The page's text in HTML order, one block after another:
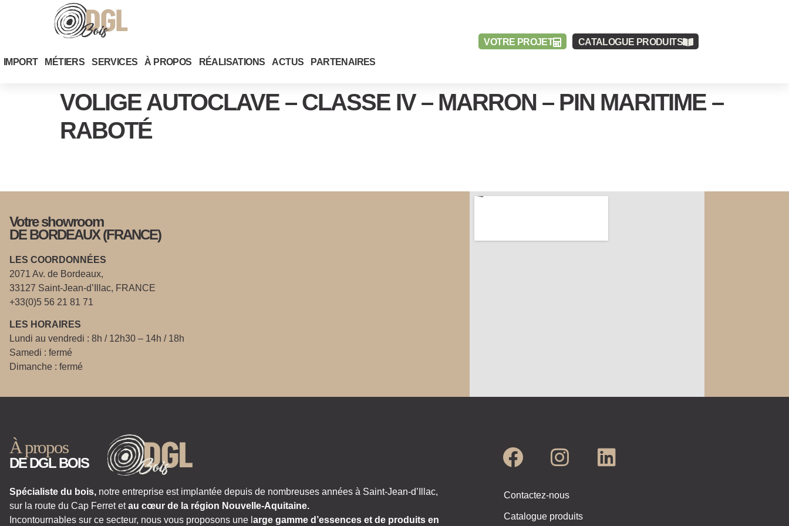
IMPORT MÉTIERS SERVICES À PROPOS RÉALISATIONS ACTUS PARTENAIRES
VOTRE PROJET CATALOGUE PRODUITS
VOLIGE AUTOCLAVE – CLASSE IV – MARRON – PIN MARITIME –
RABOTÉ
Votre showroom
DE BORDEAUX (FRANCE)
LES COORDONNÉES
2071 Av. de Bordeaux,
33127 Saint-Jean-d’Illac, FRANCE
+33(0)5 56 21 81 71
LES HORAIRES
Lundi au vendredi : 8h / 12h30 – 14h / 18h
Samedi : fermé
Dimanche : fermé
À propos
DE DGL BOIS
Spécialiste du bois, notre entreprise est implantée depuis de nombreuses années à Saint-Jean-d’Illac,
sur la route du Cap Ferret etau cœur de la région Nouvelle-Aquitaine.
Incontournables sur ce secteur, nous vous proposons une l arge gamme d’essences et de produits en
Contactez-nous
Catalogue produits